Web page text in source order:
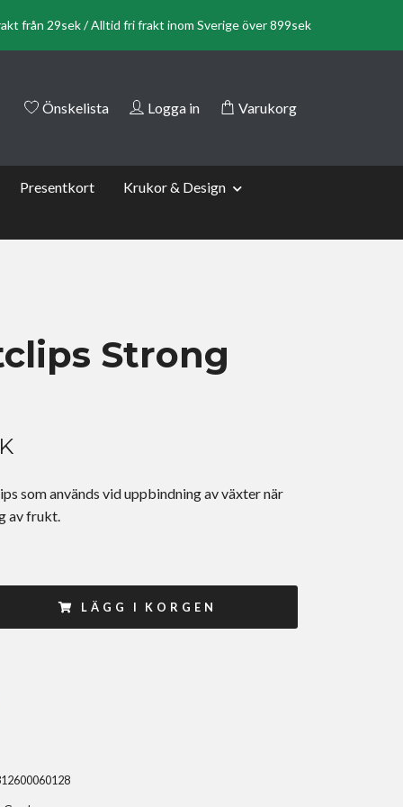
från 29sek / Alltid fri frakt inom Sverige över 899sek
Önskelista Logga in Varukorg
Presentkort
Krukor & Design
Strong
som används vid uppbindning av växter när
av frukt.
LÄGG I KORGEN